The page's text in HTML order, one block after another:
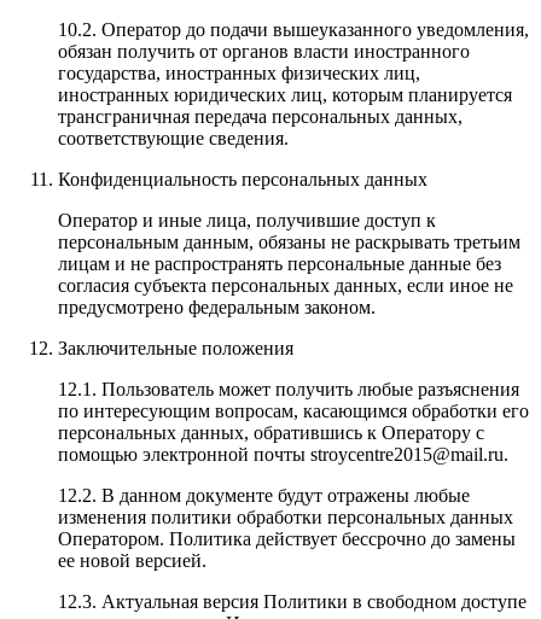
10.2. Оператор до подачи вышеуказанного уведомления,
обязан получить от органов власти иностранного
государства, иностранных физических лиц,
иностранных юридических лиц, которым планируется
трансграничная передача персональных данных,
соответствующие сведения.
Конфиденциальность персональных данных
Оператор и иные лица, получившие доступ к
персональным данным, обязаны не раскрывать третьим
лицам и не распространять персональные данные без
согласия субъекта персональных данных, если иное не
предусмотрено федеральным законом.
Заключительные положения
12.1. Пользователь может получить любые разъяснения
по интересующим вопросам, касающимся обработки его
персональных данных, обратившись к Оператору с
помощью электронной почты stroycentre2015@mail.ru.
12.2. В данном документе будут отражены любые
изменения политики обработки персональных данных
Оператором. Политика действует бессрочно до замены
ее новой версией.
12.3. Актуальная версия Политики в свободном доступе